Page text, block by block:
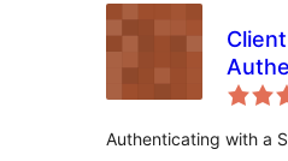
Authenticating with a